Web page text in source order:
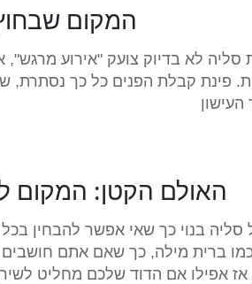
המקום
סליה לא בדיוק צועק "אירוע
פינת קבלת הפנים כל כך
האולם הקטן: המקום
סליה בנוי כך שאי אפשר להבחין
אפילו אם הדוד שלכם מחליט לשיר,